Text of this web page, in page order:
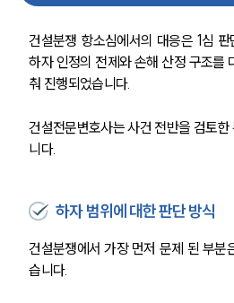
건설분쟁 항소심에서의 대응은 1심
하자 인정의 전제와 손해 산정 구조를
춰 진행되었습니다.
건설전문변호사는 사건 전반을 검토
니다.
하자 범위에 대한 판단 방식
건설분쟁에서 가장 먼저 문제 된 부분
습니다.